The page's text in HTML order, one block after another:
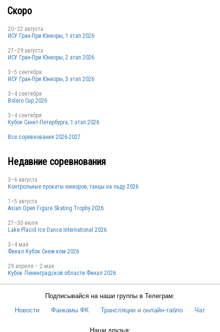
Скоро
20–22 августа
ИСУ Гран-При Юниоры, 1 этап 2026
27–29 августа
ИСУ Гран-При Юниоры, 2 этап 2026
3–5 сентября
ИСУ Гран-При Юниоры, 3 этап 2026
3–4 сентября
Bolero Cup 2026
3–4 сентября
Кубок Санкт-Петербурга, 1 этап 2026
Все соревнования 2026-2027
Недавние соревнования
3–6 августа
Контрольные прокаты юниоров, танцы на льду 2026
1–5 августа
Asian Open Figure Skating Trophy 2026
27–30 июля
Lake Placid Ice Dance International 2026
3–4 мая
Финал Кубок Снеж.ком 2026
29 апреля – 2 мая
Кубок Ленинградской области Финал 2026
Подписывайся на наши группы в Телеграм:
Новости
Фанкамы ФК Трансляции и онлайн-табло Чат
Наши друзья: